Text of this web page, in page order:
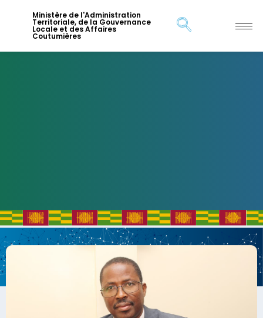
Ministère de l'Administration
Territoriale, de la Gouvernance
Locale et des Affaires
Coutumières